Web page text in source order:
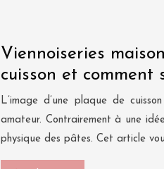
Viennoiseries
cuisson et comment
L’image d’une plaque de
amateur. Contrairement à une
physique des pâtes. Cet article